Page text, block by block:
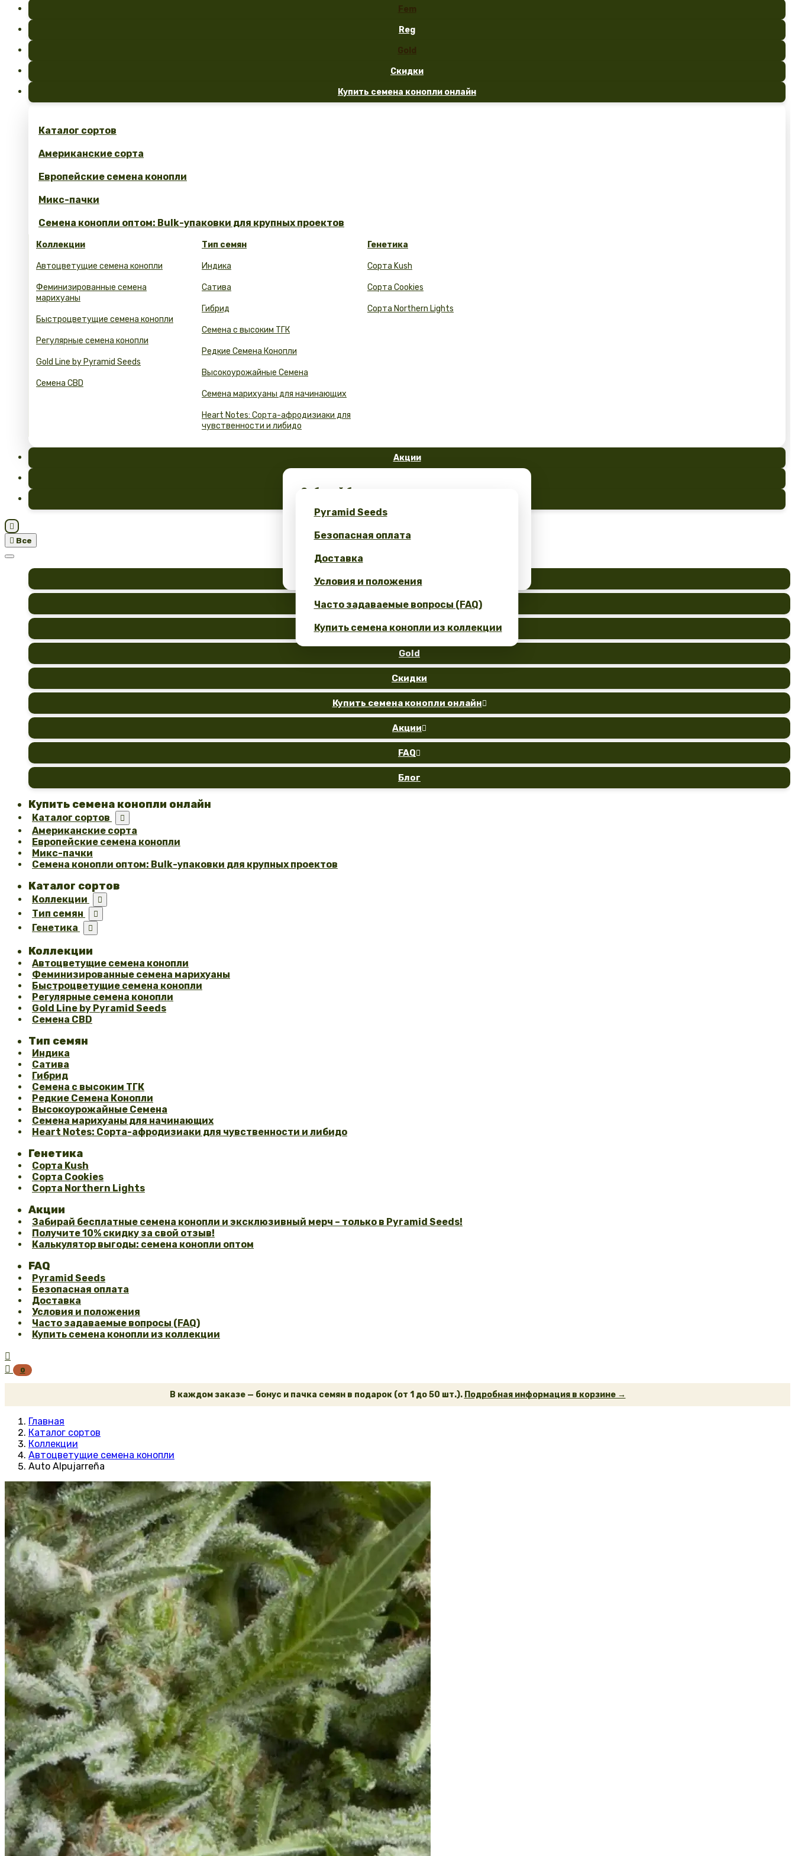
Fem
Reg
Gold
Скидки
Купить семена конопли онлайн
Каталог сортов
Американские сорта
Европейские семена конопли
Микс-пачки
Семена конопли оптом: Bulk-упаковки для крупных проектов
Коллекции
Автоцветущие семена конопли
Феминизированные семена
марихуаны
Быстроцветущие семена конопли
Регулярные семена конопли
Gold Line by Pyramid Seeds
Семена CBD
Тип семян
Индика
Сатива
Гибрид
Семена с высоким ТГК
Редкие Семена Конопли
Высокоурожайные Семена
Семена марихуаны для начинающих
Heart Notes: Сорта-афродизиаки для
чувственности и либидо
Генетика
Сорта Kush
Сорта Cookies
Сорта Northern Lights
Акции
Забирай бесплатные семена конопли и
Seeds!
Получите 10% скидку за свой отзыв!
Калькулятор выгоды: семена конопли
Pyramid Seeds
Безопасная оплата
Доставка
Условия и положения
Часто задаваемые вопросы (FAQ)
Купить семена конопли из коллекции

 Все
Auto
Fem
Reg
Gold
Скидки
Купить семена конопли онлайн 
Акции 
FAQ 
Блог
Купить семена конопли онлайн
Каталог сортов 
Американские сорта
Европейские семена конопли
Микс-пачки
Семена конопли оптом: Bulk-упаковки для крупных проектов
Каталог сортов
Коллекции 
Тип семян 
Генетика 
Коллекции
Автоцветущие семена конопли
Феминизированные семена марихуаны
Быстроцветущие семена конопли
Регулярные семена конопли
Gold Line by Pyramid Seeds
Семена CBD
Тип семян
Индика
Сатива
Гибрид
Семена с высоким ТГК
Редкие Семена Конопли
Высокоурожайные Семена
Семена марихуаны для начинающих
Heart Notes: Сорта-афродизиаки для чувственности и либидо
Генетика
Сорта Kush
Сорта Cookies
Сорта Northern Lights
Акции
Забирай бесплатные семена конопли и эксклюзивный мерч – только в Pyramid Seeds!
Получите 10% скидку за свой отзыв!
Калькулятор выгоды: семена конопли оптом
FAQ
Pyramid Seeds
Безопасная оплата
Доставка
Условия и положения
Часто задаваемые вопросы (FAQ)
Купить семена конопли из коллекции


0
В каждом заказе — бонус и пачка семян в подарок (от 1 до 50 шт.). Подробная информация в корзине →
Главная
Каталог сортов
Коллекции
Автоцветущие семена конопли
Auto Alpujarreña